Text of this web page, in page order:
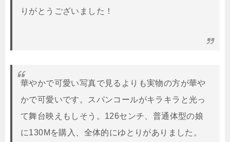
りがとうございました！
華やかで可愛い写真で見るよりも実物の方が華や
かで可愛いです。スパンコールがキラキラと光っ
て舞台映えもしそう。126センチ、普通体型の娘
に130Mを購入、全体的にゆとりがありました。